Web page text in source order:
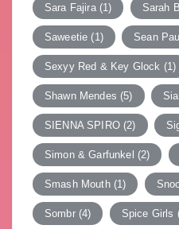
Sara Fajira(1) Sarah
Saweetie (1) Sean Paul
Sexyy Red & Key Glock (1)
Shawn Mendes (5) Sia
SIENNA SPIRO(2)
Simon & Garfunkel (2)
Smash Mouth(1)
Sombr(4) Spice Girls